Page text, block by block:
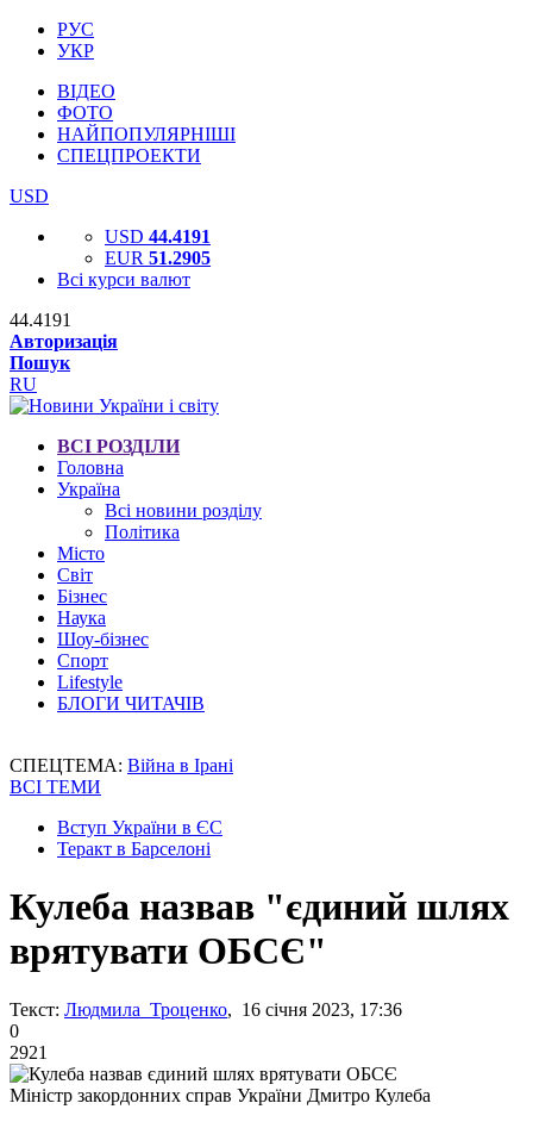
РУС
УКР
ВІДЕО
ФОТО
НАЙПОПУЛЯРНІШІ
СПЕЦПРОЕКТИ
USD
USD 44.4191
EUR 51.2905
Всі курси валют
44.4191
Авторизація
Пошук
RU
ВСІ РОЗДІЛИ
Головна
Україна
Всі новини розділу
Політика
Місто
Світ
Бізнес
Наука
Шоу-бізнес
Спорт
Lifestyle
БЛОГИ ЧИТАЧІВ
СПЕЦТЕМА: Війна в Ірані
ВСІ ТЕМИ
Вступ України в ЄС
Теракт в Барселоні
Кулеба назвав "єдиний шлях
врятувати ОБСЄ"
Текст: Людмила Троценко, 16 січня 2023, 17:36
0
2921
Міністр закордонних справ України Дмитро Кулеба